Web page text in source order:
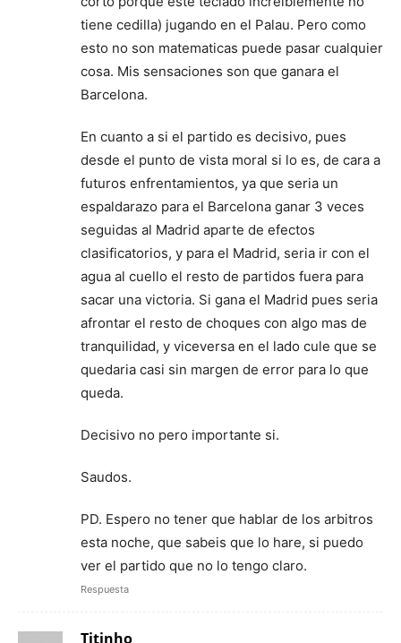
tiene cedilla) jugando en el Palau. Pero como
esto no son matematicas puede pasar cualquier
cosa. Mis sensaciones son que ganara el
Barcelona.
En cuanto a si el partido es decisivo, pues
desde el punto de vista moral si lo es, de cara a
futuros enfrentamientos, ya que seria un
espaldarazo para el Barcelona ganar 3 veces
seguidas al Madrid aparte de efectos
clasificatorios, y para el Madrid, seria ir con el
agua al cuello el resto de partidos fuera para
sacar una victoria. Si gana el Madrid pues seria
afrontar el resto de choques con algo mas de
tranquilidad, y viceversa en el lado cule que se
quedaria casi sin margen de error para lo que
queda.
Decisivo no pero importante si.
Saudos.
PD. Espero no tener que hablar de los arbitros
esta noche, que sabeis que lo hare, si puedo
ver el partido que no lo tengo claro.
Respuesta
Titinho